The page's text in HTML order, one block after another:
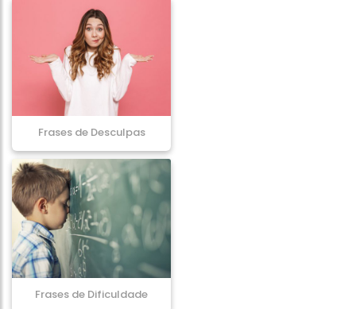
Frases de Desculpas
Frases de Dificuldade